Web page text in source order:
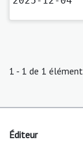
1 - 1 de 1
Éditeur